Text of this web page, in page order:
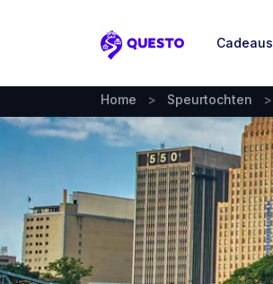
Questo
Cadeaus
Home > Speurtochten >